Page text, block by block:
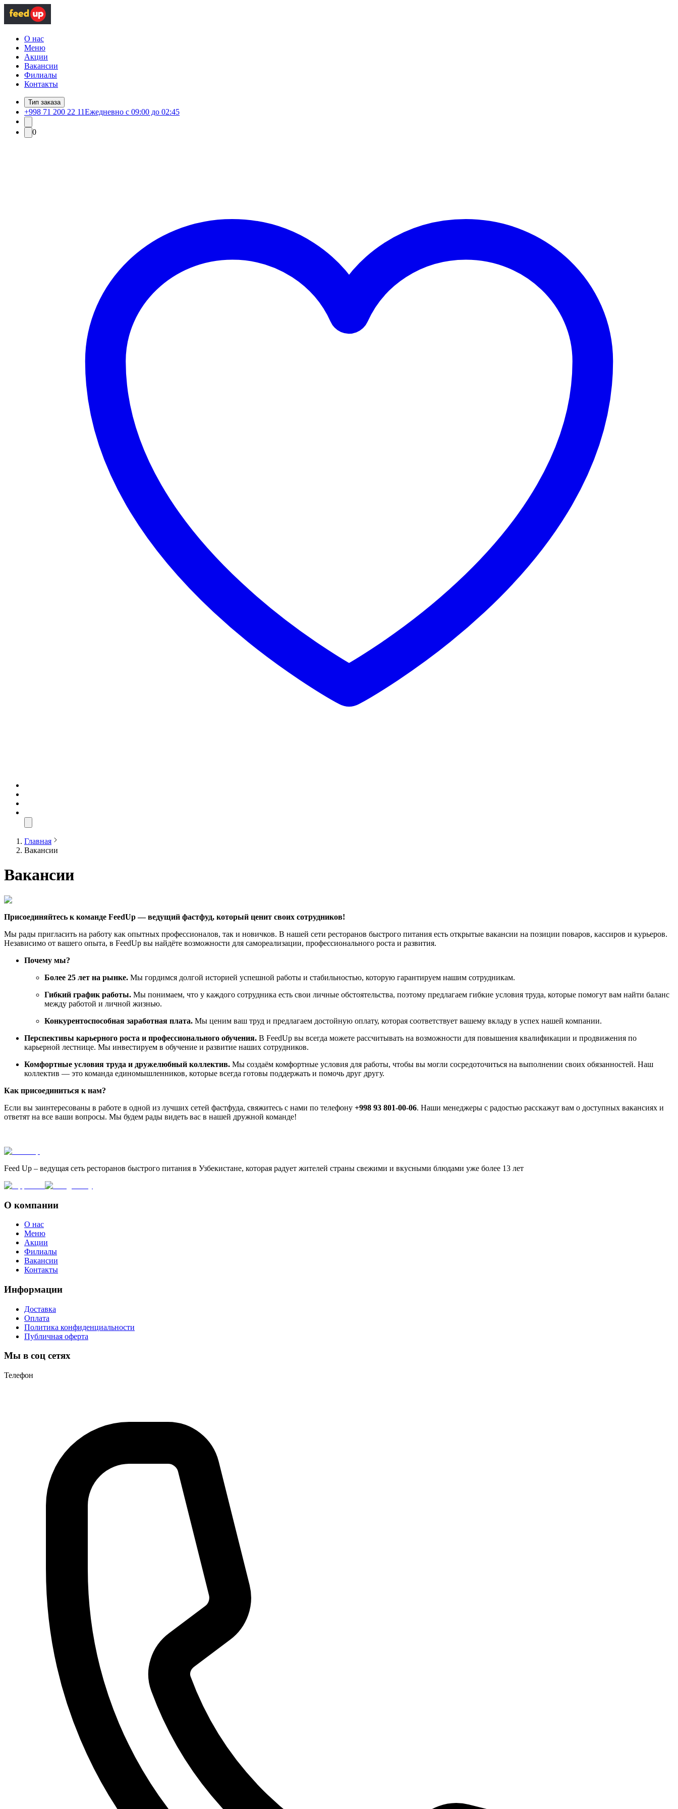
О нас
Меню
Акции
Вакансии
Филиалы
Контакты
Тип заказа
+998 71 200 22 11Ежедневно с 09:00 до 02:45
0
Главная
Вакансии
Вакансии
Присоединяйтесь к команде FeedUp — ведущий фастфуд, который ценит своих сотрудников!
Мы рады пригласить на работу как опытных профессионалов, так и новичков. В нашей сети ресторанов быстрого питания есть открытые вакансии на позиции поваров, кассиров и курьеров.
Независимо от вашего опыта, в FeedUp вы найдёте возможности для самореализации, профессионального роста и развития.
Почему мы?
Более 25 лет на рынке. Мы гордимся долгой историей успешной работы и стабильностью, которую гарантируем нашим сотрудникам.
Гибкий график работы. Мы понимаем, что у каждого сотрудника есть свои личные обстоятельства, поэтому предлагаем гибкие условия труда, которые помогут вам найти баланс
между работой и личной жизнью.
Конкурентоспособная заработная плата. Мы ценим ваш труд и предлагаем достойную оплату, которая соответствует вашему вкладу в успех нашей компании.
Перспективы карьерного роста и профессионального обучения. В FeedUp вы всегда можете рассчитывать на возможности для повышения квалификации и продвижения по
карьерной лестнице. Мы инвестируем в обучение и развитие наших сотрудников.
Комфортные условия труда и дружелюбный коллектив. Мы создаём комфортные условия для работы, чтобы вы могли сосредоточиться на выполнении своих обязанностей. Наш
коллектив — это команда единомышленников, которые всегда готовы поддержать и помочь друг другу.
Как присоединиться к нам?
Если вы заинтересованы в работе в одной из лучших сетей фастфуда, свяжитесь с нами по телефону +998 93 801-00-06. Наши менеджеры с радостью расскажут вам о доступных вакансиях и
ответят на все ваши вопросы. Мы будем рады видеть вас в нашей дружной команде!
Feed Up – ведущая сеть ресторанов быстрого питания в Узбекистане, которая радует жителей страны свежими и вкусными блюдами уже более 13 лет
О компании
О нас
Меню
Акции
Филиалы
Вакансии
Контакты
Информации
Доставка
Оплата
Политика конфиденциальности
Публичная оферта
Мы в соц сетях
Телефон